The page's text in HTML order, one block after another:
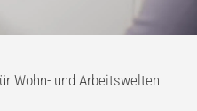
Wohn- und Arbeitswelten